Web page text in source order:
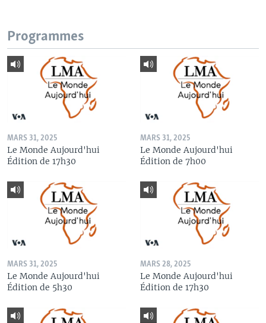
Programmes
MARS 31, 2025
Le Monde Aujourd'hui
Édition de 17h30
MARS 31, 2025
Le Monde Aujourd'hui
Édition de 7h00
MARS 31, 2025
Le Monde Aujourd'hui
Édition de 5h30
MARS 28, 2025
Le Monde Aujourd'hui
Édition de 17h30